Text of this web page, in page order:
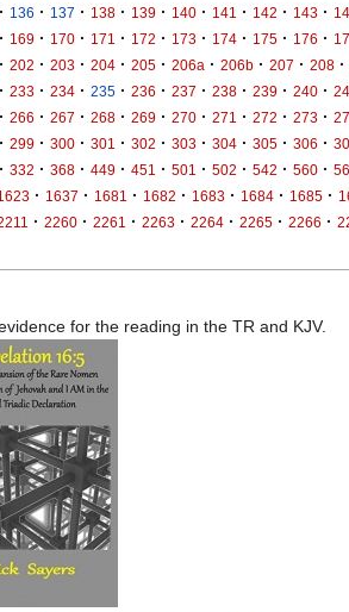
· 136 · 137 · 138 · 139 · 140 · 141 · 142 · 143 ·
· 169 · 170 · 171 · 172 · 173 · 174 · 175 · 176 ·
· 202 · 203 · 204 · 205 · 206a · 206b · 207 · 208 ·
· 233 · 234 · 235 · 236 · 237 · 238 · 239 · 240 ·
· 266 · 267 · 268 · 269 · 270 · 271 · 272 · 273 ·
· 299 · 300 · 301 · 302 · 303 · 304 · 305 · 306 ·
· 332 · 368 · 449 · 451 · 501 · 502 · 542 · 560 ·
· 1637 · 1681 · 1682 · 1683 · 1684 · 1685 ·
· 2260 · 2261 · 2263 · 2264 · 2265 · 2266 ·
for the reading in the TR and KJV.